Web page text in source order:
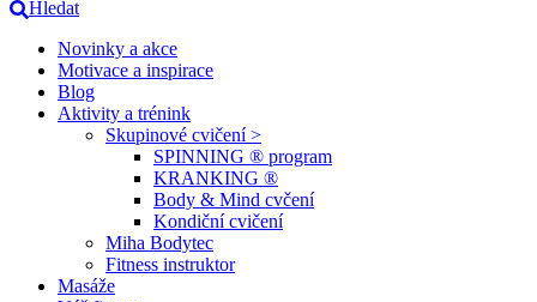
Hledat
Novinky a akce
Motivace a inspirace
Blog
Aktivity a trénink
Skupinové cvičení >
SPINNING ® program
KRANKING ®
Body & Mind cvčení
Kondiční cvičení
Miha Bodytec
Fitness instruktor
Masáže